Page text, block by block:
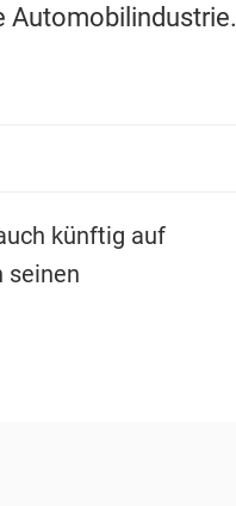
Automobilindustrie.
künftig auf
seinen